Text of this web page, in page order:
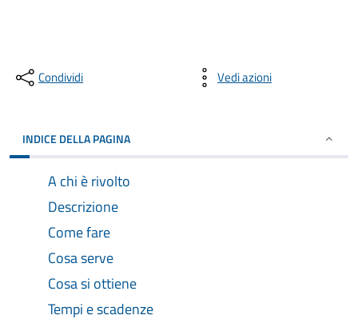
Condividi Vedi azioni
INDICE DELLA PAGINA
A chi è rivolto
Descrizione
Come fare
Cosa serve
Cosa si ottiene
Tempi e scadenze